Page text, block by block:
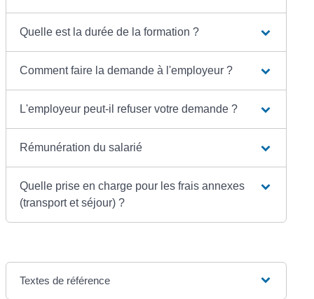
Quelle est la durée de la formation ?
Comment faire la demande à l'employeur ?
L'employeur peut-il refuser votre demande ?
Rémunération du salarié
Quelle prise en charge pour les frais annexes
(transport et séjour) ?
Textes de référence